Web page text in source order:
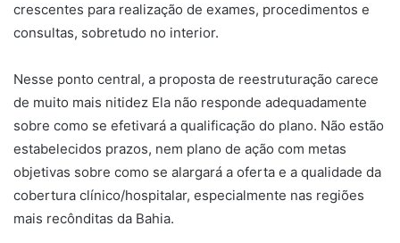
crescentes para realização de exames, procedimentos e
consultas, sobretudo no interior.
Nesse ponto central, a proposta de reestruturação carece
de muito mais nitidez Ela não responde adequadamente
sobre como se efetivará a qualificação do plano. Não estão
estabelecidos prazos, nem plano de ação com metas
objetivas sobre como se alargará a oferta e a qualidade da
cobertura clínico/hospitalar, especialmente nas regiões
mais recônditas da Bahia.